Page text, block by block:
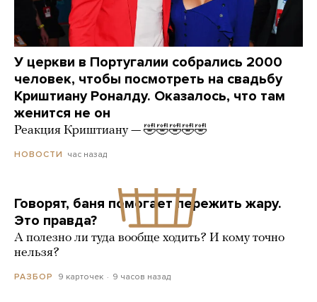
У церкви в Португалии собрались 2000
человек, чтобы посмотреть на свадьбу
Криштиану Роналду. Оказалось, что там
женится не он
Реакция Криштиану — 🤣🤣🤣🤣🤣
НОВОСТИ час назад
Говорят, баня помогает пережить жару.
Это правда?
А полезно ли туда вообще ходить? И кому точно
нельзя?
РАЗБОР 9 карточек 9 часов назад